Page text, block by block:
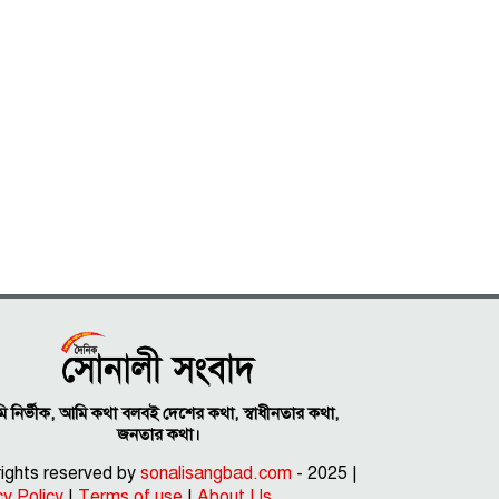
নির্ভীক, আমি কথা বলবই দেশের কথা, স্বাধীনতার কথা,
জনতার কথা।
reserved bysonalisangbad.com - 2025 |